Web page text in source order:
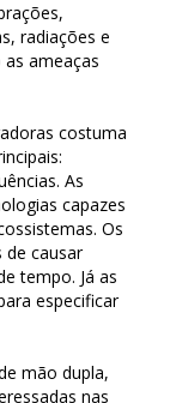
radiações e
ameaças
costuma
As
capazes
Os
de causar
tempo. Já as
especificar
mão dupla,
nas